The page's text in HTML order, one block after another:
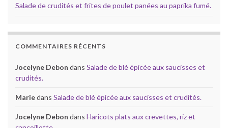
Salade de crudités et frites de poulet panées au paprika fumé.
COMMENTAIRES RÉCENTS
Jocelyne Debon dans Salade de blé épicée aux saucisses et
crudités.
Mariedans Salade de blé épicée aux saucisses et crudités.
Jocelyne Debon dans Haricots plats aux crevettes, riz et